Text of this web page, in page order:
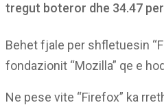
tregut boteror dhe 34.47
Behet fjale per shfletuesin
fondazionit “Mozilla” qe e
Ne pese vite “Firefox” ka